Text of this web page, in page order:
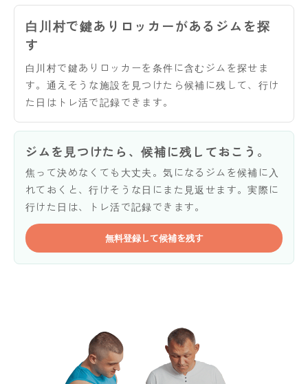
白川村で鍵ありロッカーがあるジムを探
す
白川村で鍵ありロッカーを条件に含むジムを探せま
す。通えそうな施設を見つけたら候補に残して、行け
た日はトレ活で記録できます。
ジムを見つけたら、候補に残しておこう。
焦って決めなくても大丈夫。気になるジムを候補に入
れておくと、行けそうな日にまた見返せます。実際に
行けた日は、トレ活で記録できます。
無料登録して候補を残す